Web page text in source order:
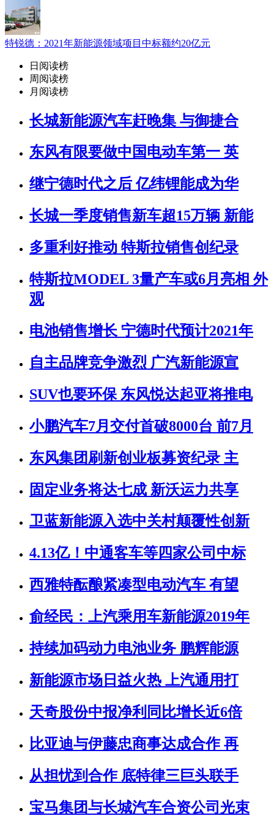
特锐德：2021年新能源领域项目中标额约20亿元
日阅读榜
周阅读榜
月阅读榜
长城新能源汽车赶晚集 与御捷合
东风有限要做中国电动车第一 英
继宁德时代之后 亿纬锂能成为华
长城一季度销售新车超15万辆 新能
多重利好推动 特斯拉销售创纪录
特斯拉MODEL 3量产车或6月亮相 外
观
电池销售增长 宁德时代预计2021年
自主品牌竞争激烈 广汽新能源宣
SUV也要环保 东风悦达起亚将推电
小鹏汽车7月交付首破8000台 前7月
东风集团刷新创业板募资纪录 主
固定业务将达七成 新沃运力共享
卫蓝新能源入选中关村颠覆性创新
4.13亿！中通客车等四家公司中标
西雅特酝酿紧凑型电动汽车 有望
俞经民：上汽乘用车新能源2019年
持续加码动力电池业务 鹏辉能源
新能源市场日益火热 上汽通用打
天奇股份中报净利同比增长近6倍
比亚迪与伊藤忠商事达成合作 再
从担忧到合作 底特律三巨头联手
宝马集团与长城汽车合资公司光束